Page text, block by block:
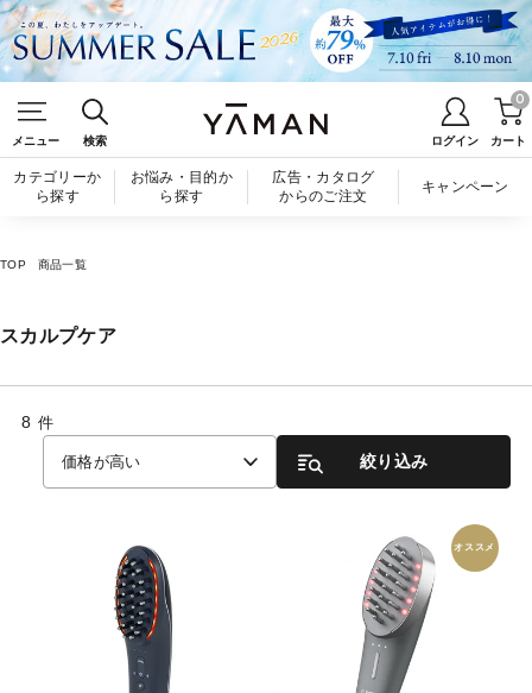
メニュー 検索 ログイン カート
0
カテゴリーか
ら探す
お悩み・目的か
ら探す
広告・カタログ
からのご注文
キャンペーン
TOP 商品一覧
スカルプケア
8 件
価格が高い 絞り込み
オススメ